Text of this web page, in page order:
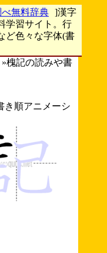
無料辞典 ]漢字
学習サイト。行
ど色々な字体(書
»槐記の読みや書
き順アニメーシ